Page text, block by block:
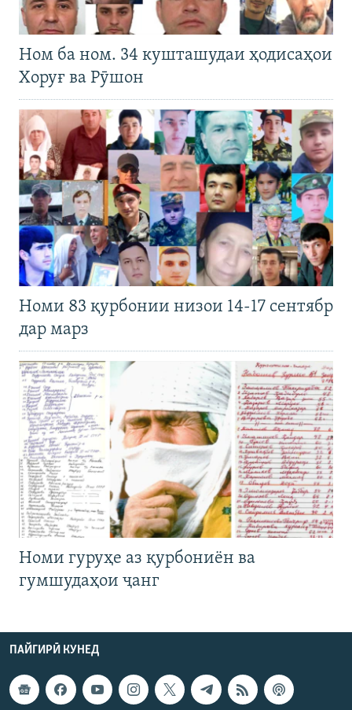
Ном ба ном. 34 кушташудаи ҳодисаҳои
Хоруғ ва Рӯшон
Номи 83 қурбонии низои 14-17 сентябр
дар марз
Номи гуруҳе аз қурбониён ва
гумшудаҳои ҷанг
ПАЙГИРӢ КУНЕД